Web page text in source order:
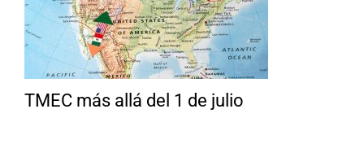
TMEC más allá del 1 de julio